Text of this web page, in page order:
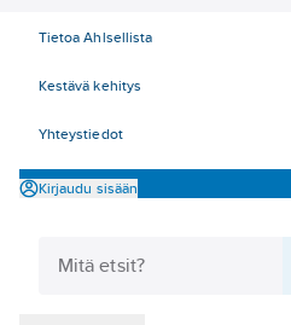
Tietoa Ahlsellista
Kestävä kehitys
Yhteystiedot
Kirjaudu sisään